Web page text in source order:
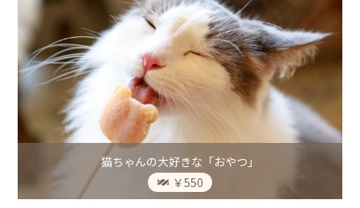
猫ちゃんの大好きな「おやつ」
￥550